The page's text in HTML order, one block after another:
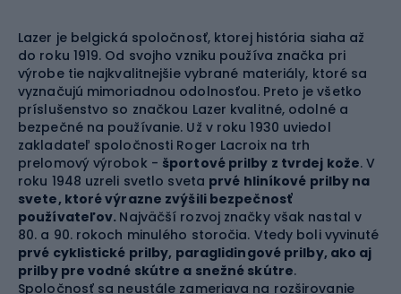
Lazer je belgická spoločnosť, ktorej história siaha až
do roku 1919. Od svojho vzniku používa značka pri
výrobe tie najkvalitnejšie vybrané materiály, ktoré sa
vyznačujú mimoriadnou odolnosťou. Preto je všetko
príslušenstvo so značkou Lazer kvalitné, odolné a
bezpečné na používanie. Už v roku 1930 uviedol
zakladateľ spoločnosti Roger Lacroix na trh
prelomový výrobok - športové prilby z tvrdej kože. V
roku 1948 uzreli svetlo sveta prvé hliníkové prilby na
svete, ktoré výrazne zvýšili bezpečnosť
používateľov. Najväčší rozvoj značky však nastal v
80. a 90. rokoch minulého storočia. Vtedy boli vyvinuté
prvé cyklistické prilby, paraglidingové prilby, ako aj
prilby pre vodné skútre a snežné skútre.
Spoločnosť sa neustále zameriava na rozširovanie